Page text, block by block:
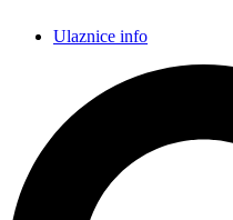
Ulaznice info